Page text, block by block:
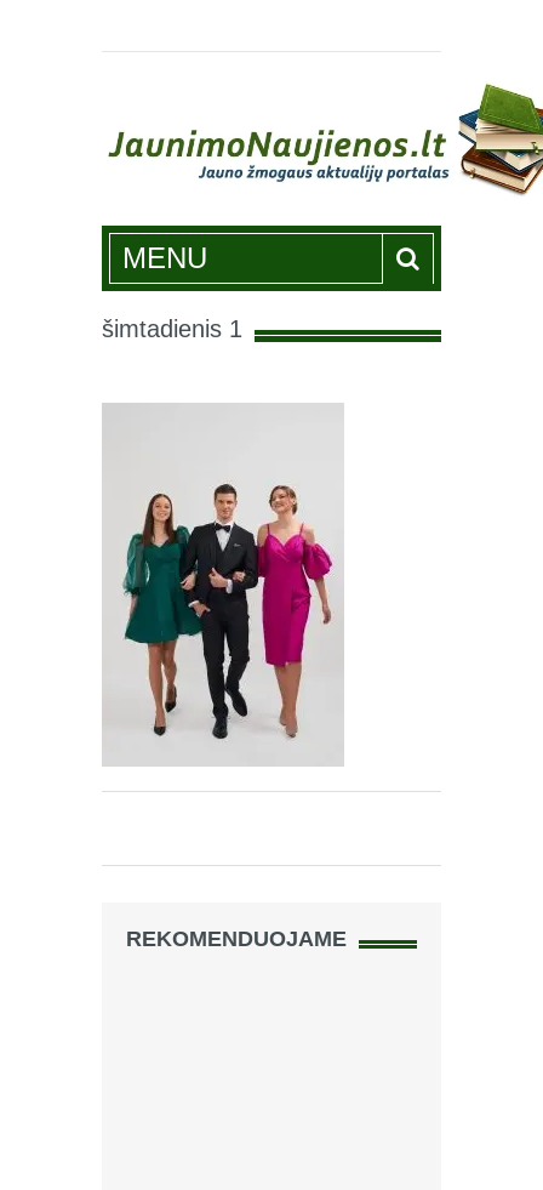
Jaunimonaujienos.lt
MENU
šimtadienis 1
REKOMENDUOJAME